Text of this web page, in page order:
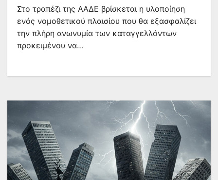
Στο τραπέζι της ΑΑΔΕ βρίσκεται η υλοποίηση
ενός νομοθετικού πλαισίου που θα εξασφαλίζει
την πλήρη ανωνυμία των καταγγελλόντων
προκειμένου να…